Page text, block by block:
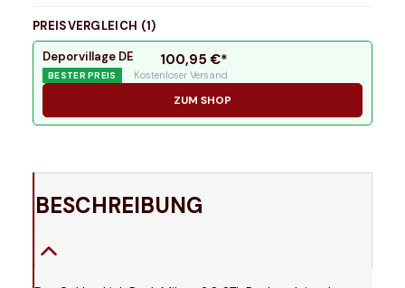
PREISVERGLEICH (1)
Deporvillage DE
BESTER PREIS
100,95 €*
Kostenloser Versand
ZUM SHOP
BESCHREIBUNG